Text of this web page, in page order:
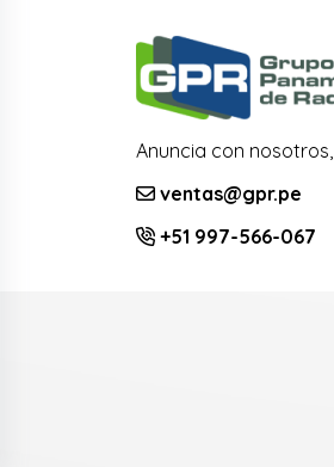
Anuncia con nosotros,
ventas@gpr.pe
+51 997-566-067